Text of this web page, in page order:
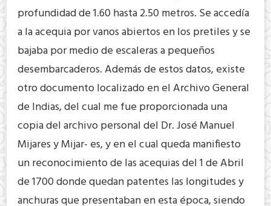
profundidad de 1.60 hasta 2.50 metros. Se accedía
a la acequia por vanos abiertos en los pretiles y se
bajaba por medio de escaleras a pequeños
desembarcaderos. Además de estos datos, existe
otro documento localizado en el Archivo General
de Indias, del cual me fue proporcionada una
copia del archivo personal del Dr. José Manuel
Mijares y Mijar- es, y en el cual queda manifiesto
un reconocimiento de las acequias del 1 de Abril
de 1700 donde quedan patentes las longitudes y
anchuras que presentaban en esta época, siendo